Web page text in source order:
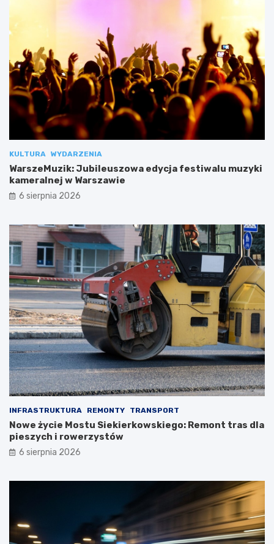
KULTURA WYDARZENIA
WarszeMuzik: Jubileuszowa edycja festiwalu muzyki
kameralnej w Warszawie
6 sierpnia 2026
INFRASTRUKTURA REMONTY TRANSPORT
Nowe życie Mostu Siekierkowskiego: Remont tras dla
pieszych i rowerzystów
6 sierpnia 2026